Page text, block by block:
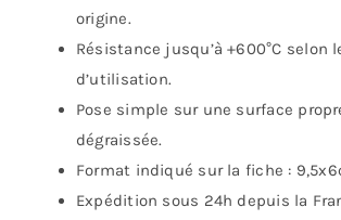
origine.
Résistance jusqu’à +600°C selon
d’utilisation.
Pose simple sur une surface
dégraissée.
Format indiqué sur la fiche :
Expédition sous 24h depuis la